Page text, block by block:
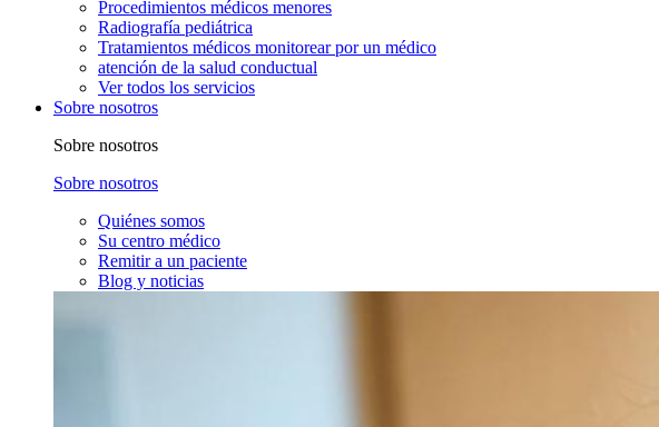
Procedimientos médicos menores
Radiografía pediátrica
Tratamientos médicos monitorear por un médico
atención de la salud conductual
Ver todos los servicios
Sobre nosotros
Sobre nosotros
Sobre nosotros
Quiénes somos
Su centro médico
Remitir a un paciente
Blog y noticias